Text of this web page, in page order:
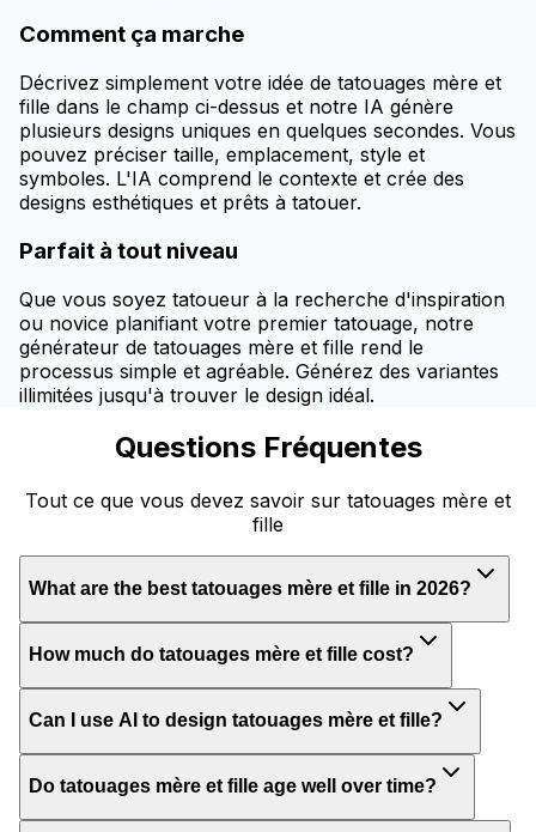
Comment ça marche
Décrivez simplement votre idée de tatouages mère et
fille dans le champ ci-dessus et notre IA génère
plusieurs designs uniques en quelques secondes. Vous
pouvez préciser taille, emplacement, style et
symboles. L'IA comprend le contexte et crée des
designs esthétiques et prêts à tatouer.
Parfait à tout niveau
Que vous soyez tatoueur à la recherche d'inspiration
ou novice planifiant votre premier tatouage, notre
générateur de tatouages mère et fille rend le
processus simple et agréable. Générez des variantes
illimitées jusqu'à trouver le design idéal.
Questions Fréquentes
Tout ce que vous devez savoir sur tatouages mère et
fille
What are the best tatouages mère et fille in 2026?
How much do tatouages mère et fille cost?
Can I use AI to design tatouages mère et fille?
Do tatouages mère et fille age well over time?